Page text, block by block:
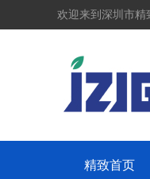
欢迎来到深圳市精
精致首页